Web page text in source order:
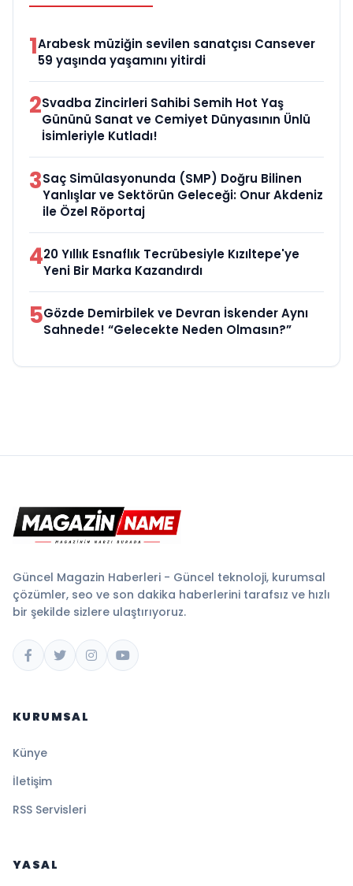
1Arabesk müziğin sevilen sanatçısı Cansever
59 yaşında yaşamını yitirdi
2Svadba Zincirleri Sahibi Semih Hot Yaş
Gününü Sanat ve Cemiyet Dünyasının Ünlü
İsimleriyle Kutladı!
3Saç Simülasyonunda (SMP) Doğru Bilinen
Yanlışlar ve Sektörün Geleceği: Onur Akdeniz
ile Özel Röportaj
420 Yıllık Esnaflık Tecrübesiyle Kızıltepe'ye
Yeni Bir Marka Kazandırdı
5Gözde Demirbilek ve Devran İskender Aynı
Sahnede! “Gelecekte Neden Olmasın?”
Güncel Magazin Haberleri - Güncel teknoloji, kurumsal
çözümler, seo ve son dakika haberlerini tarafsız ve hızlı
bir şekilde sizlere ulaştırıyoruz.
KURUMSAL
Künye
İletişim
RSS Servisleri
YASAL